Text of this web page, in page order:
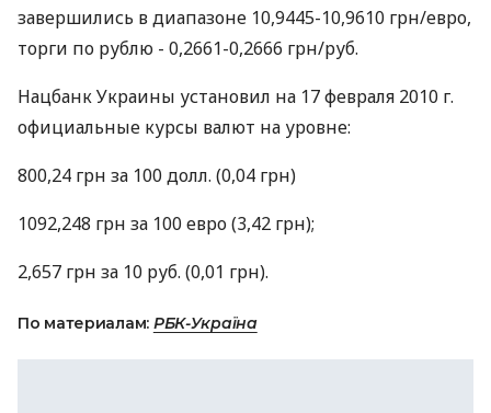
завершились в диапазоне 10,9445-10,9610 грн/евро,
торги по рублю - 0,2661-0,2666 грн/руб.
Нацбанк Украины установил на 17 февраля 2010 г.
официальные курсы валют на уровне:
800,24 грн за 100 долл. (0,04 грн)
1092,248 грн за 100 евро (3,42 грн);
2,657 грн за 10 руб. (0,01 грн).
По материалам: РБК-Україна